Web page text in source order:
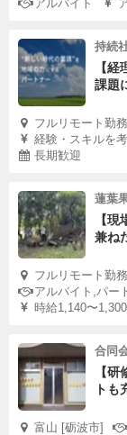
アルバイト
持続
【
課題
フルリモート勤
経験・スキルを
長期歓迎
蓮葉
【
兼ね
フルリモート勤
アルバイト,パー
時給1,140〜
合同
【
トも
富山 [砺波市]